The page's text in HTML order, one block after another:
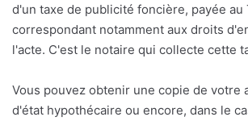
d'un taxe de publicité foncière, payée
correspondant notamment aux droits
l'acte. C'est le notaire qui collecte cette
Vous pouvez obtenir une copie de votre
d'état hypothécaire ou encore, dans le